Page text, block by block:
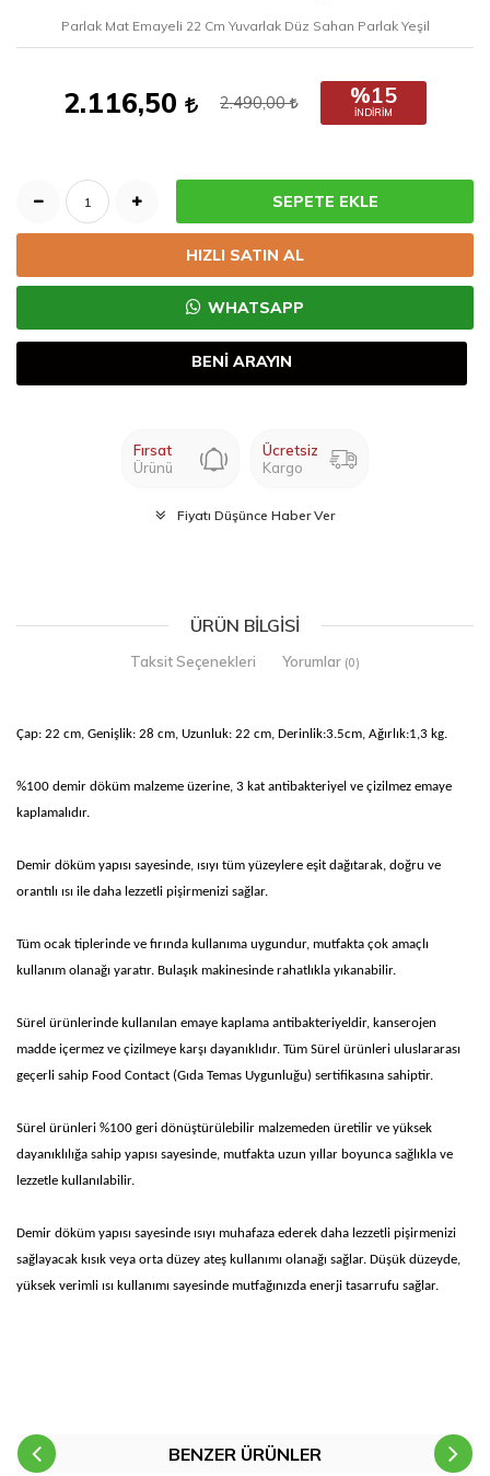
Parlak Mat Emayeli 22 Cm Yuvarlak Düz Sahan Parlak Yeşil
2.116,50 2.490,00 %15
İNDIRIM
SEPETE EKLE
HIZLI SATIN AL
WHATSAPP
BENİ ARAYIN
Fırsat
Ürünü
Ücretsiz
Kargo
Fiyatı Düşünce Haber Ver
ÜRÜN BILGISI
Taksit Seçenekleri Yorumlar (0)
Çap: 22 cm, Genişlik: 28 cm, Uzunluk: 22 cm, Derinlik:3.5cm, Ağırlık:1,3 kg.
%100 demir döküm malzeme üzerine, 3 kat antibakteriyel ve çizilmez emaye
kaplamalıdır.
Demir döküm yapısı sayesinde, ısıyı tüm yüzeylere eşit dağıtarak, doğru ve
orantılı ısı ile daha lezzetli pişirmenizi sağlar.
Tüm ocak tiplerinde ve fırında kullanıma uygundur, mutfakta çok amaçlı
kullanım olanağı yaratır. Bulaşık makinesinde rahatlıkla yıkanabilir.
Sürel ürünlerinde kullanılan emaye kaplama antibakteriyeldir, kanserojen
madde içermez ve çizilmeye karşı dayanıklıdır. Tüm Sürel ürünleri uluslararası
geçerli sahip Food Contact (Gıda Temas Uygunluğu) sertifikasına sahiptir.
Sürel ürünleri %100 geri dönüştürülebilir malzemeden üretilir ve yüksek
dayanıklılığa sahip yapısı sayesinde, mutfakta uzun yıllar boyunca sağlıkla ve
lezzetle kullanılabilir.
Demir döküm yapısı sayesinde ısıyı muhafaza ederek daha lezzetli pişirmenizi
sağlayacak kısık veya orta düzey ateş kullanımı olanağı sağlar. Düşük düzeyde,
yüksek verimli ısı kullanımı sayesinde mutfağınızda enerji tasarrufu sağlar.
BENZER ÜRÜNLER